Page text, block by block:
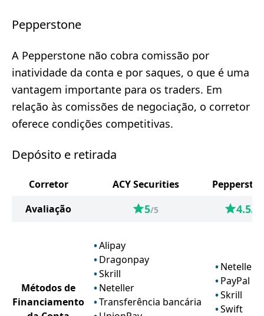
Pepperstone
A Pepperstone não cobra comissão por
inatividade da conta e por saques, o que é uma
vantagem importante para os traders. Em
relação às comissões de negociação, o corretor
oferece condições competitivas.
Depósito e retirada
Corretor ACY Securities
Avaliação
5/5 4.5/5
Métodos de
Financiamento
Alipay
Dragonpay
Skrill
Neteller
Transferência bancária
Neteller
PayPal
Skrill
Swift